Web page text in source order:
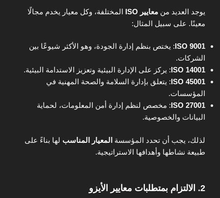
يوجد العديد من معايير ISO
المختلفة، وكل معيار يخدم مجالًا
معينًا. على سبيل المثال:
ISO 9001: يختص بنظم إدارة الجودة، وهو الأكثر شيوعًا بين
الشركات.
ISO 14001: يركز على الإدارة البيئية وتعزيز الاستدامة البيئية.
ISO 45001: يتعلق بإدارة السلامة والصحة المهنية في
المؤسسات.
ISO 27001: مخصص لنظم إدارة أمن المعلومات، لحماية
البيانات والخصوصية.
لذلك، يجب أن تحدد المؤسسة المعيار المناسب لها بناءً على
طبيعة نشاطها وأهدافها الاستراتيجية.
2. الالتزام بمتطلبات معايير الأيزو